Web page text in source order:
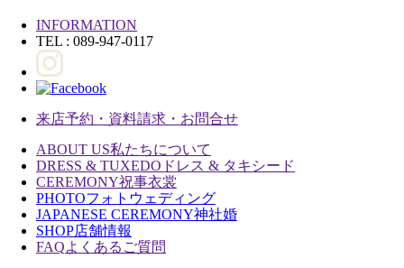
INFORMATION
TEL : 089-947-0117
来店予約・資料請求・お問合せ
ABOUT US私たちについて
DRESS & TUXEDO ドレス & タキシード
CEREMONY祝事衣裳
PHOTOフォトウェディング
JAPANESE CEREMONY神社婚
SHOP店舗情報
FAQよくあるご質問